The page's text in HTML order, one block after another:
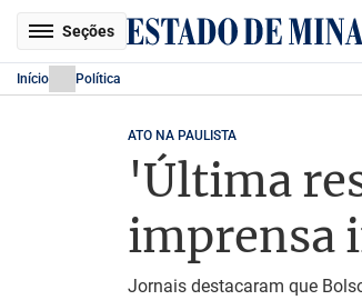
Seções
Início Política
ATO NA PAULISTA
'Última
imprensa
Jornais destacaram que